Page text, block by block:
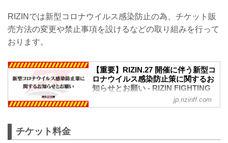
RIZINでは新型コロナウイルス感染防止の為、チケット販
売方法の変更や禁止事項を設けるなどの取り組みを行って
おります。
【重要】RIZIN.27 開催に伴う新型コ
ロナウイルス感染防止策に関するお
知らせとお願い - RIZIN FIGHTING
FEDERATION オフィシャルサイト
RIZINではイベント開催に際し、日本スポ
jp.rizinff.com
チケット料金